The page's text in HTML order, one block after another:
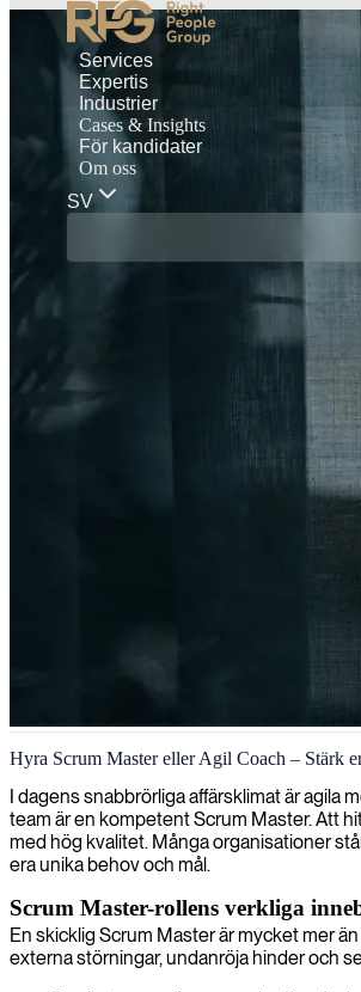
Services
Expertis
Industrier
Cases & Insights
För kandidater
Om oss
SV
Scrum mjukvaruutveckling
Vi levererar scrum-utvecklingsexpertis för att
Hyra Scrum Master eller Agil Coach – Stärk
I dagens snabbrörliga affärsklimat är agila
team är en kompetent Scrum Master. Att
med hög kvalitet. Många organisationer
era unika behov och mål.
Scrum Master-rollens verkliga
En skicklig Scrum Master är mycket mer
externa störningar, undanröja hinder och